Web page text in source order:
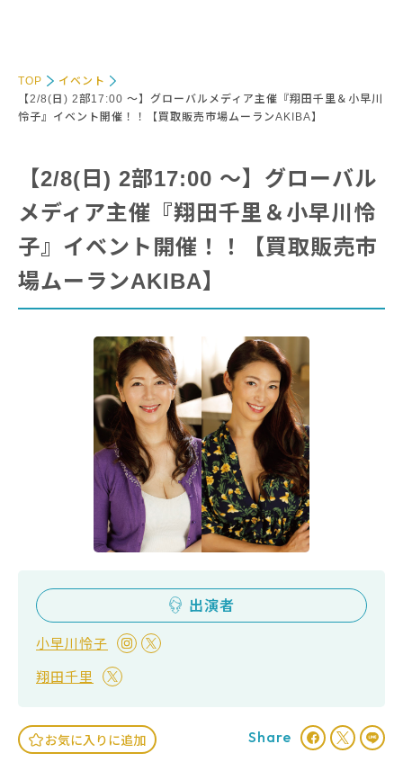
TOP
イベント
【2/8(日) 2部17:00 〜】グローバルメディア主催『翔田千里＆小早川
怜子』イベント開催！！【買取販売市場ムーランAKIBA】
【2/8(日) 2部17:00 〜】グローバル
メディア主催『翔田千里＆小早川怜
子』イベント開催！！【買取販売市
場ムーランAKIBA】
出演者
小早川怜子
翔田千里
お気に入りに追加 Share